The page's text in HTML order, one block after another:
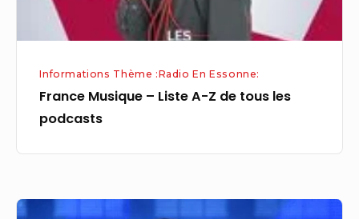
podcasts
Informations Thème :Radio En Essonne:
France Musique – Liste A-Z de tous les
podcasts
Accueil